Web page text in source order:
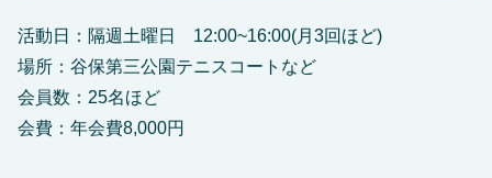
活動日：隔週土曜日 12:00~16:00(月3回ほど)
場所：谷保第三公園テニスコートなど
会員数：25名ほど
会費：年会費8,000円